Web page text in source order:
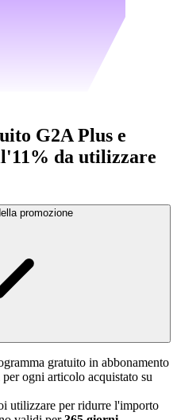
G2A Plus e
da utilizzare
promozione
gratuito in abbonamento
ogni articolo acquistato su
utilizzare per ridurre l'importo